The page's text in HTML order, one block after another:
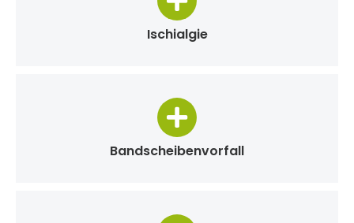
Ischialgie
Bandscheibenvorfall